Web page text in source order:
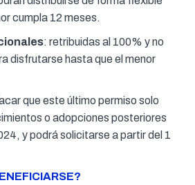
cumpla 12 meses.
: retribuidas al 100% y no
disfrutarse hasta que el menor
que este último permiso solo
o adopciones posteriores
y podrá solicitarse a partir del 1